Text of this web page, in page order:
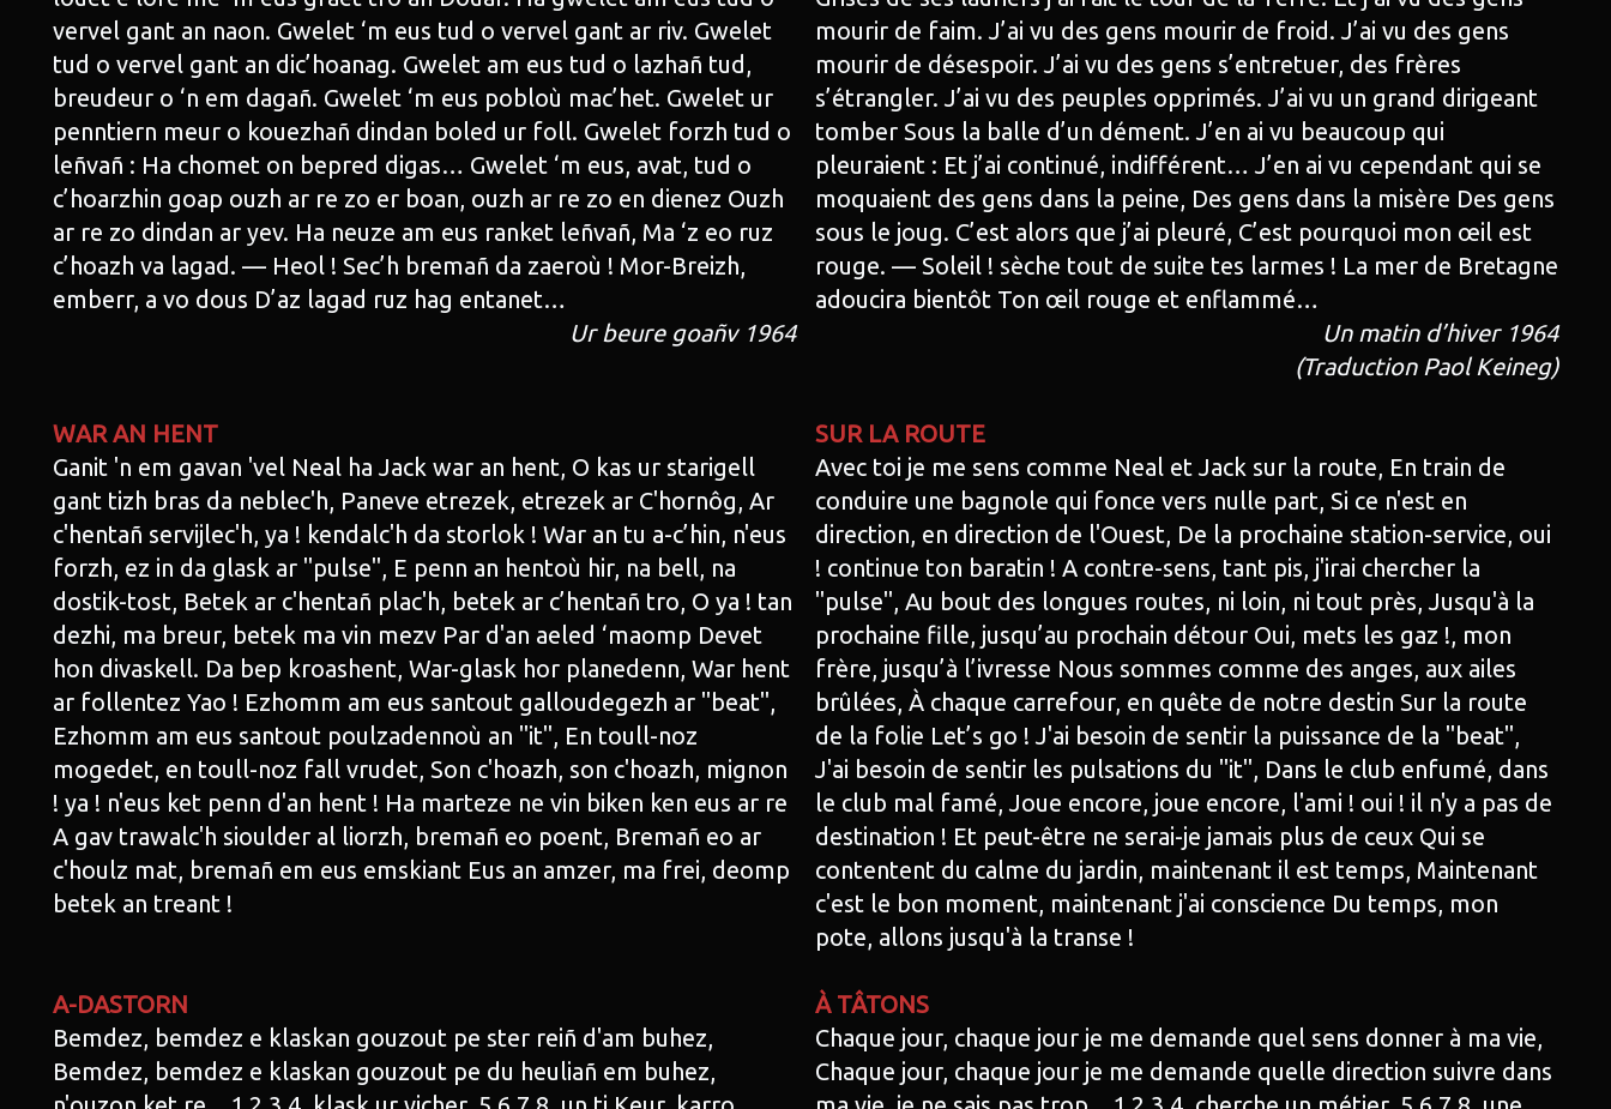
vervel gant an naon. Gwelet ‘m eus tud o vervel gant ar riv. Gwelet
tud o vervel gant an dic’hoanag. Gwelet am eus tud o lazhañ tud,
breudeur o ‘n em dagañ. Gwelet ‘m eus pobloù mac’het. Gwelet ur
penntiern meur o kouezhañ dindan boled ur foll. Gwelet forzh tud o
leñvañ : Ha chomet on bepred digas… Gwelet ‘m eus, avat, tud o
c’hoarzhin goap ouzh ar re zo er boan, ouzh ar re zo en dienez Ouzh
ar re zo dindan ar yev. Ha neuze am eus ranket leñvañ, Ma ‘z eo ruz
c’hoazh va lagad. — Heol ! Sec’h bremañ da zaeroù ! Mor-Breizh,
emberr, a vo dous D’az lagad ruz hag entanet…
Ur beure goañv 1964
mourir de faim. J’ai vu des gens mourir de froid. J’ai vu des gens
mourir de désespoir. J’ai vu des gens s’entretuer, des frères
s’étrangler. J’ai vu des peuples opprimés. J’ai vu un grand dirigeant
tomber Sous la balle d’un dément. J’en ai vu beaucoup qui
pleuraient : Et j’ai continué, indifférent… J’en ai vu cependant qui se
moquaient des gens dans la peine, Des gens dans la misère Des gens
sous le joug. C’est alors que j’ai pleuré, C’est pourquoi mon œil est
rouge. — Soleil ! sèche tout de suite tes larmes ! La mer de Bretagne
adoucira bientôt Ton œil rouge et enflammé…
Un matin d’hiver 1964
(Traduction Paol Keineg)
WAR AN HENT
Ganit 'n em gavan 'vel Neal ha Jack war an hent, O kas ur starigell
gant tizh bras da neblec'h, Paneve etrezek, etrezek ar C'hornôg, Ar
c'hentañ servijlec'h, ya ! kendalc'h da storlok ! War an tu a-c’hin, n'eus
forzh, ez in da glask ar "pulse", E penn an hentoù hir, na bell, na
dostik-tost, Betek ar c'hentañ plac'h, betek ar c’hentañ tro, O ya ! tan
dezhi, ma breur, betek ma vin mezv Par d'an aeled ‘maomp Devet
hon divaskell. Da bep kroashent, War-glask hor planedenn, War hent
ar follentez Yao ! Ezhomm am eus santout galloudegezh ar "beat",
Ezhomm am eus santout poulzadennoù an "it", En toull-noz
mogedet, en toull-noz fall vrudet, Son c'hoazh, son c'hoazh, mignon
! ya ! n'eus ket penn d'an hent ! Ha marteze ne vin biken ken eus ar re
A gav trawalc'h sioulder al liorzh, bremañ eo poent, Bremañ eo ar
c'houlz mat, bremañ em eus emskiant Eus an amzer, ma frei, deomp
betek an treant !
SUR LA ROUTE
Avec toi je me sens comme Neal et Jack sur la route, En train de
conduire une bagnole qui fonce vers nulle part, Si ce n'est en
direction, en direction de l'Ouest, De la prochaine station-service, oui
! continue ton baratin ! A contre-sens, tant pis, j'irai chercher la
"pulse", Au bout des longues routes, ni loin, ni tout près, Jusqu'à la
prochaine fille, jusqu’au prochain détour Oui, mets les gaz !, mon
frère, jusqu’à l’ivresse Nous sommes comme des anges, aux ailes
brûlées, À chaque carrefour, en quête de notre destin Sur la route
de la folie Let’s go ! J'ai besoin de sentir la puissance de la "beat",
J'ai besoin de sentir les pulsations du "it", Dans le club enfumé, dans
le club mal famé, Joue encore, joue encore, l'ami ! oui ! il n'y a pas de
destination ! Et peut-être ne serai-je jamais plus de ceux Qui se
contentent du calme du jardin, maintenant il est temps, Maintenant
c'est le bon moment, maintenant j'ai conscience Du temps, mon
pote, allons jusqu'à la transe !
A-DASTORN
Bemdez, bemdez e klaskan gouzout pe ster reiñ d'am buhez,
Bemdez, bemdez e klaskan gouzout pe du heuliañ em buhez,
À TÂTONS
Chaque jour, chaque jour je me demande quel sens donner à ma vie,
Chaque jour, chaque jour je me demande quelle direction suivre dans